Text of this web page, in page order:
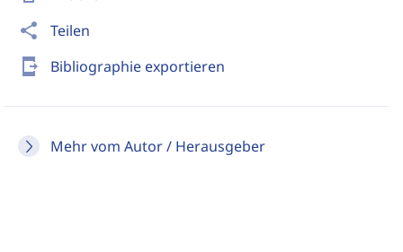
share Teilen
send_to_mobile Bibliographie exportieren
Mehr vom Autor / Herausgeber